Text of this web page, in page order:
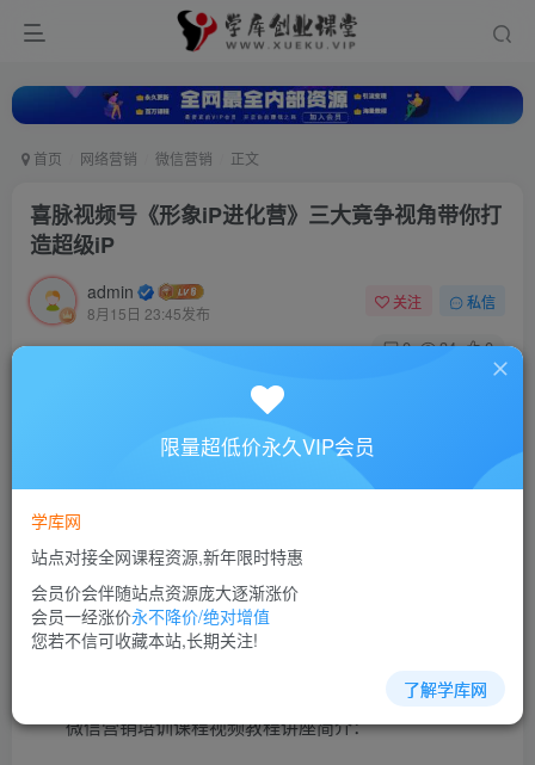
首页 网络营销 微信营销 正文
喜脉视频号《形象iP进化营》三大竟争视角带你打
造超级iP
admin
8月15日 23:45发布
关注 私信
0 34 0
喜脉视频号《形象iP进化营》三大竟争视角带你打造超级iP
此内容为付费资源，请付费后查看
10
立即购买
您当前未登录！建议登陆后购买，可保存购买订单
微信营销培训课程视频教程讲座简介：
限量超低价永久VIP会员
学库网
站点对接全网课程资源,新年限时特惠
会员价会伴随站点资源庞大逐渐涨价
会员一经涨价永不降价/绝对增值
您若不信可收藏本站,长期关注!
了解学库网